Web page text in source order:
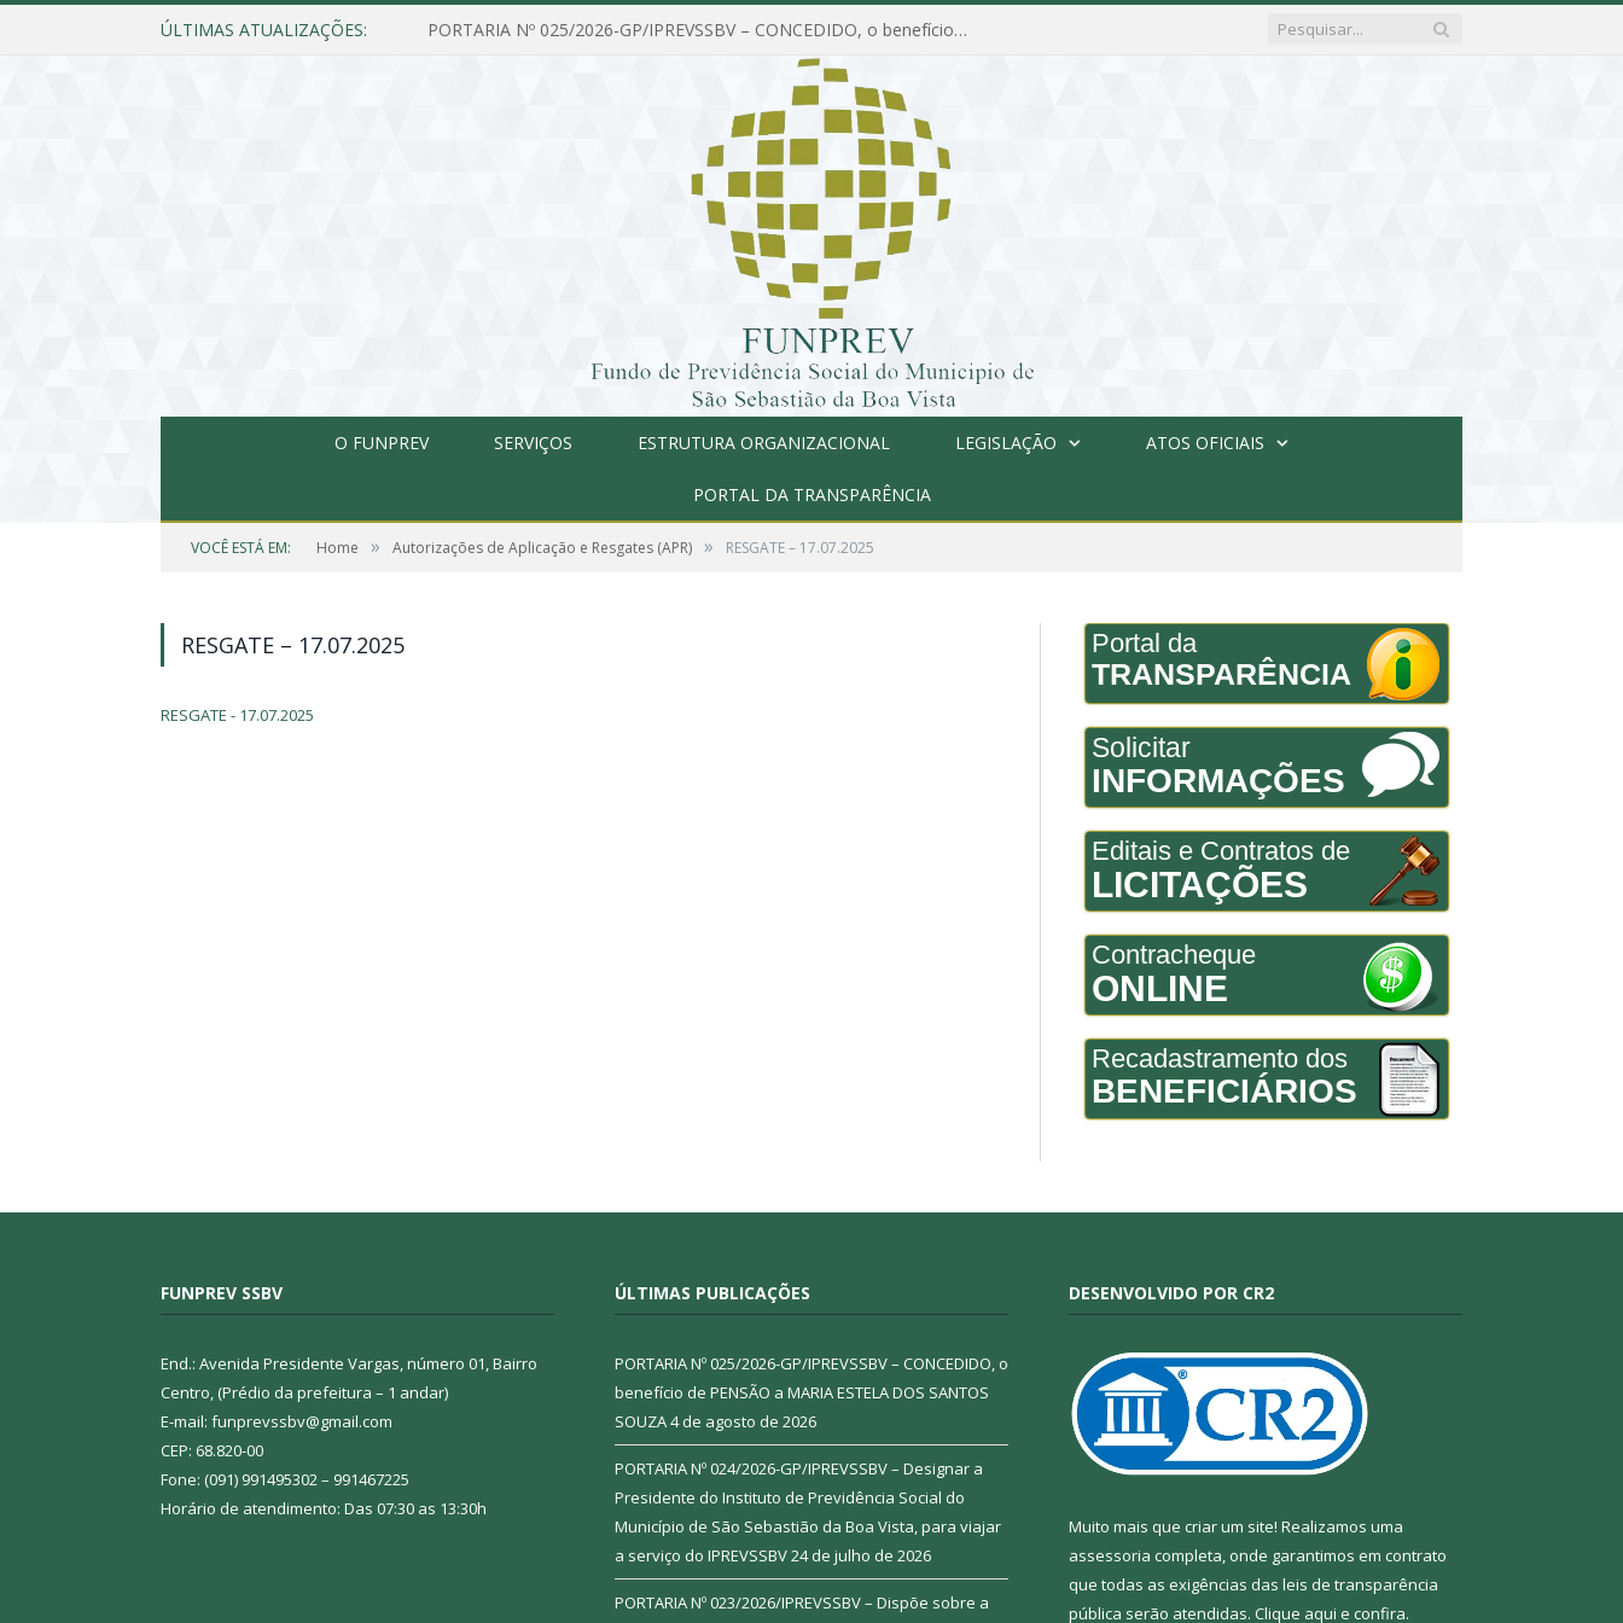
ÚLTIMAS ATUALIZAÇÕES: PORTARIA Nº 025/2026-GP/IPREVSSBV – CONCEDIDO, o benefício de PENSÃO a MARIA ESTELA DOS SANTOS SOUZA
O FUNPREV SERVIÇOS ESTRUTURA ORGANIZACIONAL LEGISLAÇÃO ATOS OFICIAIS
PORTAL DA TRANSPARÊNCIA
VOCÊ ESTÁ EM: Home » Autorizações de Aplicação e Resgates (APR) » RESGATE – 17.07.2025
RESGATE – 17.07.2025
RESGATE - 17.07.2025
Portal da
TRANSPARÊNCIA
Solicitar
INFORMAÇÕES
Editais e Contratos de
LICITAÇÕES
Contracheque
ONLINE
Recadastramento dos
BENEFICIÁRIOS
FUNPREV SSBV
End.: Avenida Presidente Vargas, número 01, Bairro
Centro, (Prédio da prefeitura – 1 andar)
E-mail: funprevssbv@gmail.com
CEP: 68.820-00
Fone: (091) 991495302 – 991467225
Horário de atendimento: Das 07:30 as 13:30h
ÚLTIMAS PUBLICAÇÕES
PORTARIA Nº 025/2026-GP/IPREVSSBV – CONCEDIDO, o
benefício de PENSÃO a MARIA ESTELA DOS SANTOS
SOUZA4 de agosto de 2026
PORTARIA Nº 024/2026-GP/IPREVSSBV – Designar a
Presidente do Instituto de Previdência Social do
Município de São Sebastião da Boa Vista, para viajar
a serviço do IPREVSSBV24 de julho de 2026
PORTARIA Nº 023/2026/IPREVSSBV – Dispõe sobre a
DESENVOLVIDO POR CR2
Muito mais que criar um site! Realizamos uma
assessoria completa, onde garantimos em contrato
que todas as exigências das leis de transparência
pública serão atendidas. Clique aqui e confira.